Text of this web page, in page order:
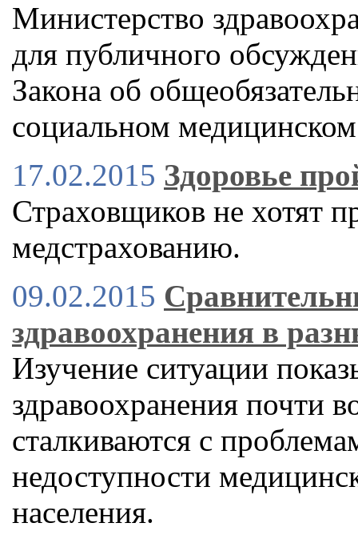
Министерство
для публичного
Закона об
социальном
17.02.2015 Здоровье
Страховщиков не хотят
медстрахованию.
09.02.2015
здравоохранения в
Изучение ситуации
здравоохранения почти
сталкиваются с
недоступности
населения.